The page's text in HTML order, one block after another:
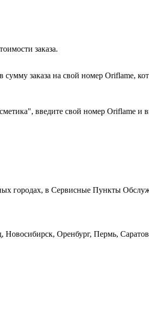
заказа.
заказа на свой номер Oriflame,
введите свой номер Oriflame и
городах, в Сервисные Пункты
Оренбург, Пермь,